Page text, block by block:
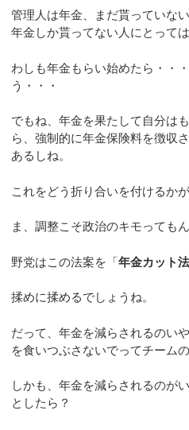
管理人は年金、まだ貰っていな
年金しか貰ってない人にとって
わしも年金もらい始めたら・・
う・・・
でもね、年金を果たして自分は
ら、強制的に年金保険料を徴収
あるしね。
これをどう折り合いを付けるか
ま、調整こそ政治のキモってもん
野党はこの法案を「年金カット
揉めに揉めるでしょうね。
だって、年金を減らされるのい
を食いつぶさないでってチームの
しかも、年金を減らされるのが
としたら？